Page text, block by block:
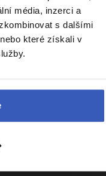
média, inzerci a
s dalšími
které získali v
podmínky